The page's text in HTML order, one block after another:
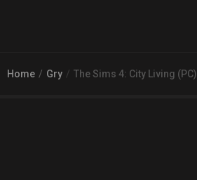
Home Gry The Sims 4: City Living (PC)